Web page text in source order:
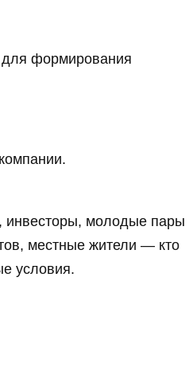
для формирования
инвесторы, молодые пары
местные жители — кто
условия.